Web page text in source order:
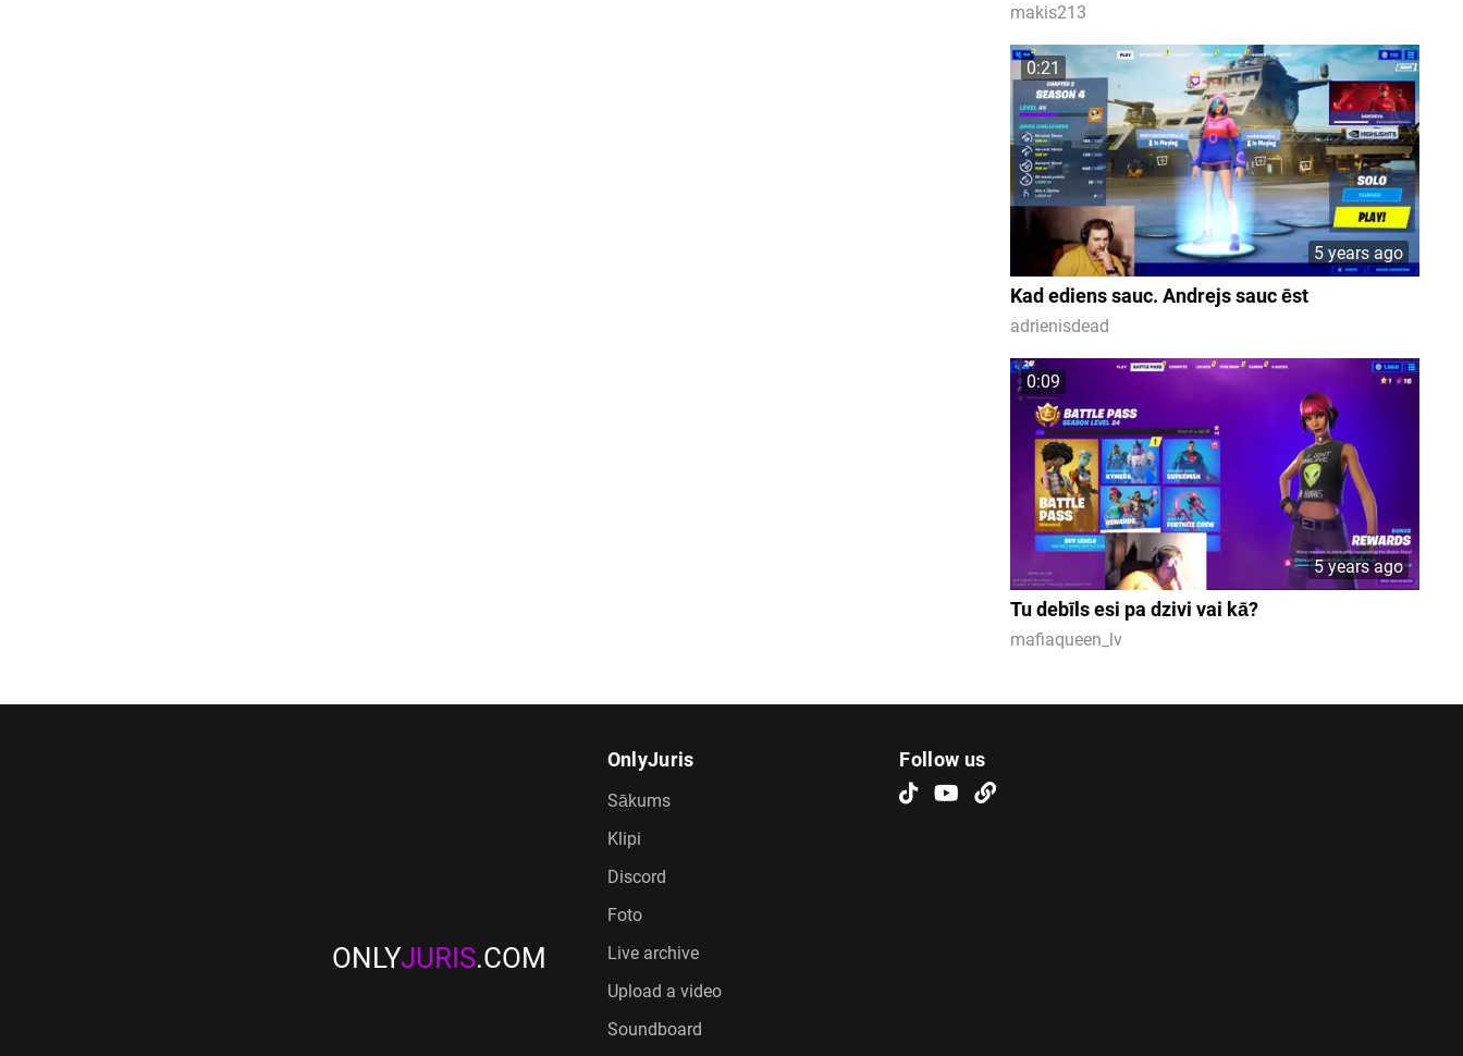
makis213
0:21
5 years ago
Kad ediens sauc. Andrejs sauc ēst
adrienisdead
0:09
5 years ago
Tu debīls esi pa dzivi vai kā?
mafiaqueen_lv
ONLYJURIS.COM
OnlyJuris
Sākums
Klipi
Discord
Foto
Live archive
Upload a video
Soundboard
Follow us